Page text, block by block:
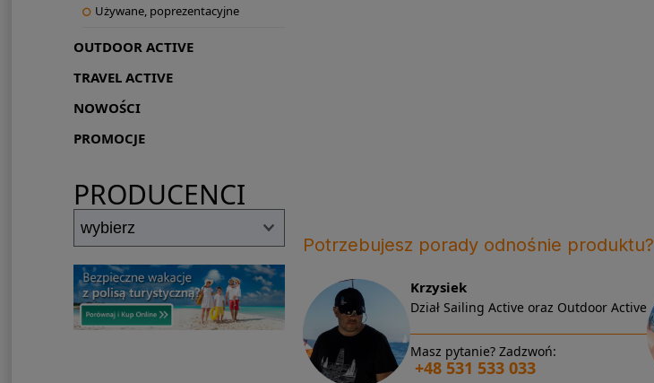
Używane, poprezentacyjne
OUTDOOR ACTIVE
TRAVEL ACTIVE
NOWOŚCI
PROMOCJE
PRODUCENCI
Potrzebujesz porady odnośnie produktu?
Krzysiek
Dział Sailing Active oraz Outdoor Active
Masz pytanie? Zadzwoń:
+48 531 533 033